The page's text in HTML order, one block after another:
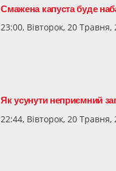
Смажена капуста буде
23:00, Вівторок, 20 Травня,
Як усунути неприємний
22:44, Вівторок, 20 Травня,